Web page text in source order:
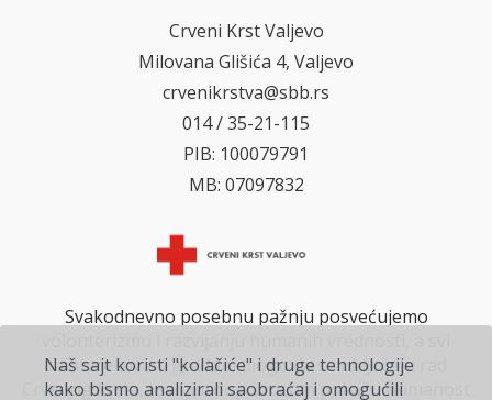
Crveni Krst Valjevo
Milovana Glišića 4, Valjevo
crvenikrstva@sbb.rs
014 / 35-21-115
PIB: 100079791
MB: 07097832
Svakodnevno posebnu pažnju posvećujemo
zainteresovani građani mogu da se uključe u rad
Crvenog krsta, i svojim doprinosom pokažu humanost
Naš sajt koristi "kolačiće" i druge tehnologije
kako bismo analizirali saobraćaj i omogućili